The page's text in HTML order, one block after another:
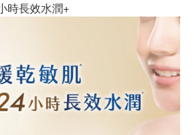
時長效水潤+